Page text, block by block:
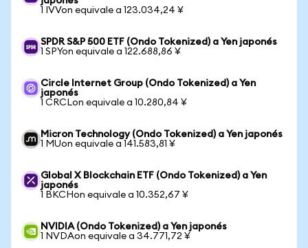
1 IVVon equivale a 123.034,24 ¥
SPDR S&P 500 ETF (Ondo Tokenized) a Yen japonés
1 SPYon equivale a 122.688,86 ¥
Circle Internet Group (Ondo Tokenized) a Yen
japonés
1 CRCLon equivale a 10.280,84 ¥
Micron Technology (Ondo Tokenized) a Yen japonés
1 MUon equivale a 141.583,81 ¥
Global X Blockchain ETF (Ondo Tokenized) a Yen
japonés
1 BKCHon equivale a 10.352,67 ¥
NVIDIA (Ondo Tokenized) a Yen japonés
1 NVDAon equivale a 34.771,72 ¥